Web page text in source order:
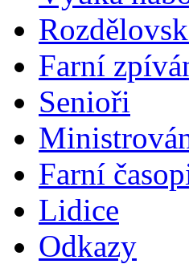
Farní
Senioři
Farní
Lidice
Odkazy